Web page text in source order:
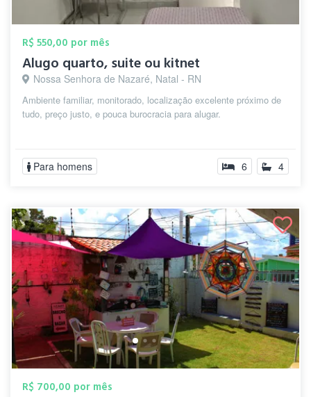
R$ 550,00 por mês
Alugo quarto, suite ou kitnet
Nossa Senhora de Nazaré, Natal - RN
Ambiente familiar, monitorado, localização excelente próximo de
tudo, preço justo, e pouca burocracia para alugar.
Para homens 6 4
R$ 700,00 por mês